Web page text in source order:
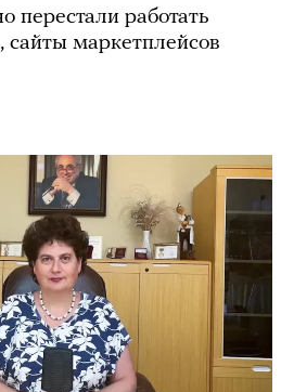
перестали работать
сайты маркетплейсов